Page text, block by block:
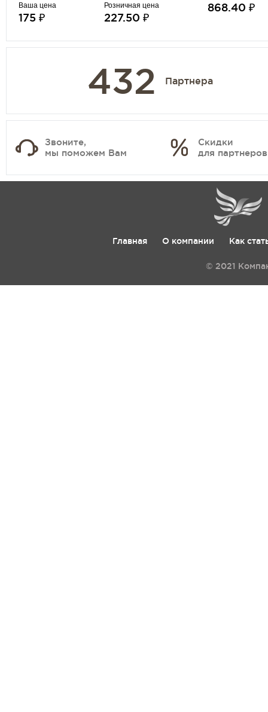
Ваша цена
175 ₽
Розничная цена
227.50 ₽
868.40 ₽
432 Партнера
Звоните,
мы поможем Вам
Скидки
для партнеров
Главная О компании Как
© 2021